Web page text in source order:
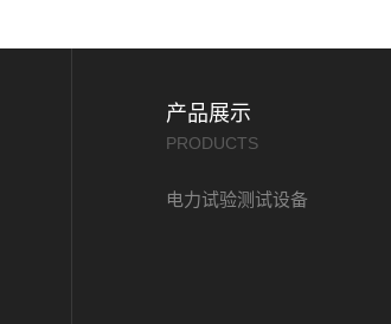
产品展示
PRODUCTS
电力试验测试设备